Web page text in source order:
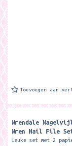
Toevoegen aan
Wrendale
Wren Nail File
Leuke set met 2